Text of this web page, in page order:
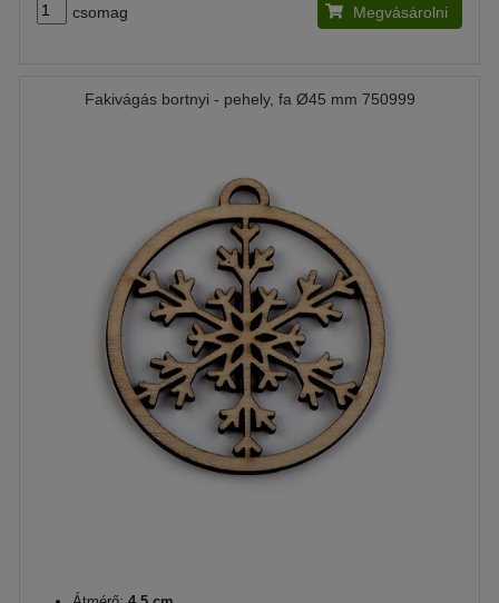
csomag Megvásárolni
Fakivágás bortnyi - pehely, fa Ø45 mm 750999